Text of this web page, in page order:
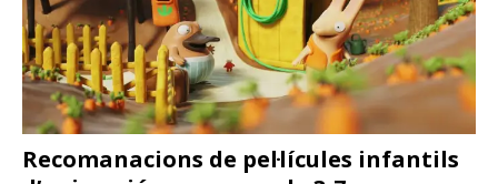
Recomanacions de pel·lícules infantils